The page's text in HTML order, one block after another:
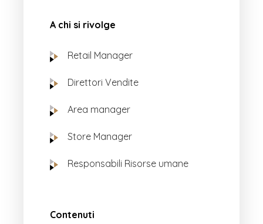
A chi si rivolge
Retail Manager
Direttori Vendite
Area manager
Store Manager
Responsabili Risorse umane
Contenuti